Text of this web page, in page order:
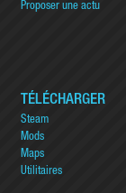
Proposer une actu
TÉLÉCHARGER
Steam
Mods
Maps
Utilitaires